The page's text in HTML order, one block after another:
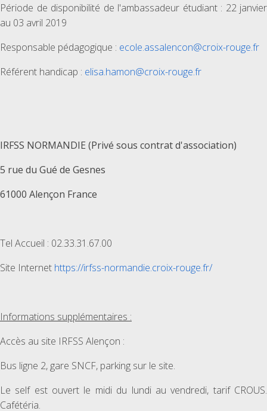
Période de disponibilité de l'ambassadeur étudiant : 22 janvier
au 03 avril 2019
Responsable pédagogique : ecole.assalencon@croix-rouge.fr
Référent handicap : elisa.hamon@croix-rouge.fr
IRFSS NORMANDIE (Privé sous contrat d'association)
5 rue du Gué de Gesnes
61000 Alençon France
Tel Accueil : 02.33.31.67.00
Site Internet https://irfss-normandie.croix-rouge.fr/
Informations supplémentaires :
Accès au site IRFSS Alençon :
Bus ligne 2, gare SNCF, parking sur le site.
Le self est ouvert le midi du lundi au vendredi, tarif CROUS.
Cafétéria.